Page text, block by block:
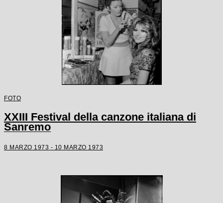
FOTO
XXIII Festival della canzone italiana di
Sanremo
8 MARZO 1973 - 10 MARZO 1973